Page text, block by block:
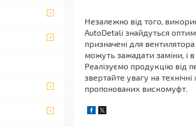
Незалежно від того,
AutoDetali знайдуться
призначені для
можуть зажадати заміни, і
Реалізуємо продукцію від
звертайте увагу на
пропонованих вискомуфт.